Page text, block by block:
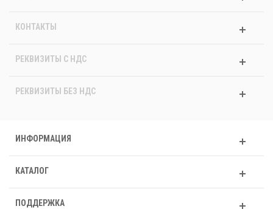
КОНТАКТЫ
РЕКВИЗИТЫ C НДС
РЕКВИЗИТЫ БЕЗ НДС
ИНФОРМАЦИЯ
КАТАЛОГ
ПОДДЕРЖКА